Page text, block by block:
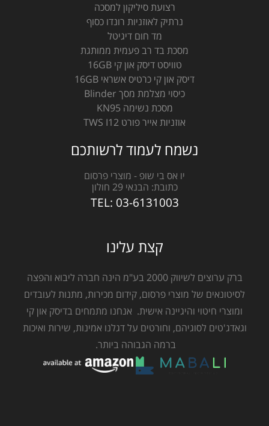
רצועת סיליקון למסכה
נרתיק לאוזניות רונדו כסוף
מד חום דיגיטל
מסכת בד רב פעמית ממותגת
טוויסט דיסק און קי 16GB
דיסק און קי כרטיס אשראי 16GB
כיסוי מצלמת מסך Blinder
מסכת נשימה KN95
אוזניות אייר פורט TWS I12
נשמח לעמוד לרשותכם
יו אס בי שופ - מוצרי פרסום
כתובת: הבנאי 29 חולון
TEL: 03-6131003
קצת עלינו
ברק ערוצים לשיווק 2000 בע"מ הינה חברה ליבוא והפצה
לסיטונאים של מוצרי פרסום, קידום מכירות, מתנות לעובדים
ומוצרי חיטוי והיגיינה אישית. אנחנו מתמחים בדיסק און קי
וגאדג'טים לסוגיהם, וחורטים על דגלנו אמינות, שירות ואיכות
ברמה הגבוהה ביותר.